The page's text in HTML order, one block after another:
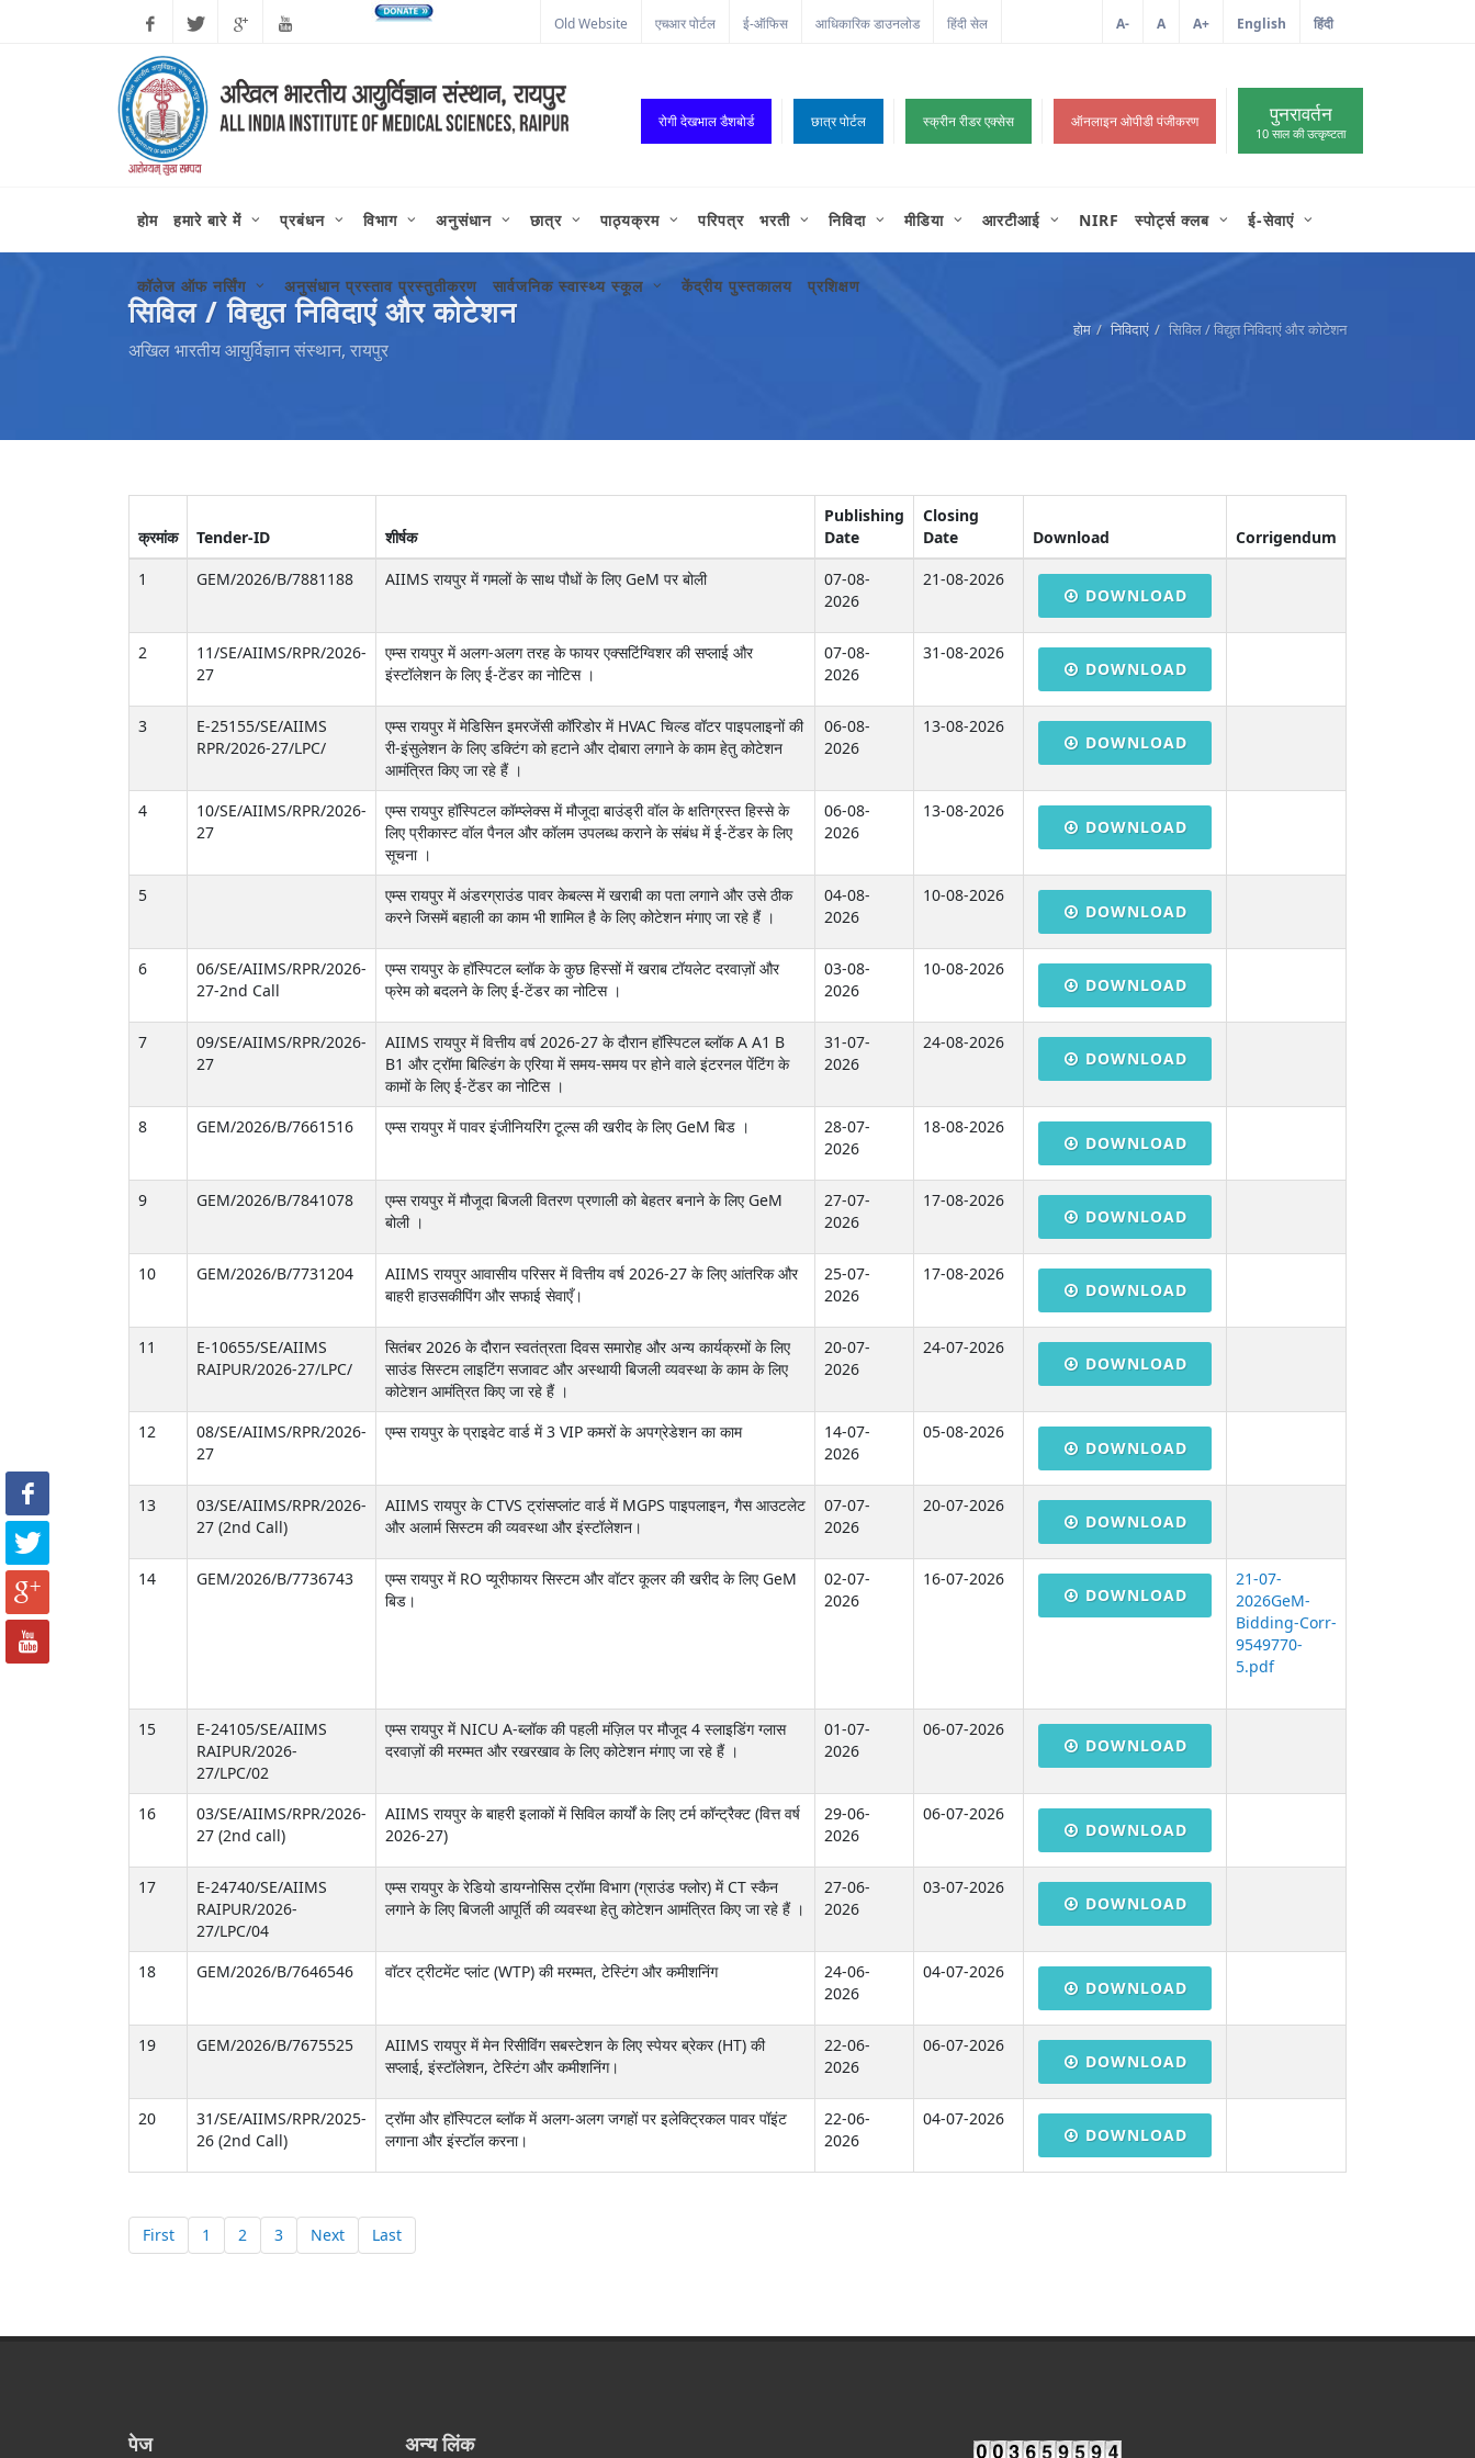
FacebookTwitter
Plus
Old Website एचआर पोर्टल ई-ऑफिस आधिकारिक डाउनलोड हिंदी सेल A- A A+ English हिंदी
रोगी देखभाल डैशबोर्ड छात्र पोर्टल स्क्रीन रीडर एक्सेस ऑनलाइन ओपीडी पंजीकरण पुनरावर्तन
10 साल की उत्कृष्टता
होम हमारे बारे में प्रबंधन विभाग अनुसंधान छात्र पाठ्यक्रम परिपत्र भरती निविदा मीडिया आरटीआई NIRF स्पोर्ट्स क्लब ई-सेवाएं
कॉलेज ऑफ नर्सिंग अनुसंधान प्रस्ताव प्रस्तुतीकरण सार्वजनिक स्वास्थ्य स्कूल केंद्रीय पुस्तकालय प्रशिक्षण
सिविल / विद्युत निविदाएं और कोटेशन
अखिल भारतीय आयुर्विज्ञान संस्थान, रायपुर
होम निविदाएं सिविल / विद्युत निविदाएं और कोटेशन
क्रमांक Tender-ID शीर्षक
Publishing
Date
Closing
Date
Download
Corrigendum
1
GEM/2026/B/7881188 AIIMS रायपुर में गमलों के साथ पौधों के लिए GeM पर बोली
07-08-
2026
21-08-2026
DOWNLOAD
2
11/SE/AIIMS/RPR/2026-
27
एम्स रायपुर में अलग-अलग तरह के फायर एक्सटिंग्विशर की सप्लाई और
इंस्टॉलेशन के लिए ई-टेंडर का नोटिस ।
07-08-
2026
31-08-2026
DOWNLOAD
3
E-25155/SE/AIIMS
RPR/2026-27/LPC/
एम्स रायपुर में मेडिसिन इमरजेंसी कॉरिडोर में HVAC चिल्ड वॉटर पाइपलाइनों की
री-इंसुलेशन के लिए डक्टिंग को हटाने और दोबारा लगाने के काम हेतु कोटेशन
आमंत्रित किए जा रहे हैं ।
06-08-
2026
13-08-2026
DOWNLOAD
4
10/SE/AIIMS/RPR/2026-
27
एम्स रायपुर हॉस्पिटल कॉम्प्लेक्स में मौजूदा बाउंड्री वॉल के क्षतिग्रस्त हिस्से के
लिए प्रीकास्ट वॉल पैनल और कॉलम उपलब्ध कराने के संबंध में ई-टेंडर के लिए
सूचना ।
06-08-
2026
13-08-2026
DOWNLOAD
5
एम्स रायपुर में अंडरग्राउंड पावर केबल्स में खराबी का पता लगाने और उसे ठीक
करने जिसमें बहाली का काम भी शामिल है के लिए कोटेशन मंगाए जा रहे हैं ।
04-08-
2026
10-08-2026
DOWNLOAD
6
06/SE/AIIMS/RPR/2026-
27-2nd Call
एम्स रायपुर के हॉस्पिटल ब्लॉक के कुछ हिस्सों में खराब टॉयलेट दरवाज़ों और
फ्रेम को बदलने के लिए ई-टेंडर का नोटिस ।
03-08-
2026
10-08-2026
DOWNLOAD
7
09/SE/AIIMS/RPR/2026-
27
AIIMS रायपुर में वित्तीय वर्ष 2026-27 के दौरान हॉस्पिटल ब्लॉक A A1 B
B1 और ट्रॉमा बिल्डिंग के एरिया में समय-समय पर होने वाले इंटरनल पेंटिंग के
कामों के लिए ई-टेंडर का नोटिस ।
31-07-
2026
24-08-2026
DOWNLOAD
8 GEM/2026/B/7661516 एम्स रायपुर में पावर इंजीनियरिंग टूल्स की खरीद के लिए GeM बिड ।
28-07-
2026
18-08-2026
DOWNLOAD
9 GEM/2026/B/7841078
एम्स रायपुर में मौजूदा बिजली वितरण प्रणाली को बेहतर बनाने के लिए GeM
बोली ।
27-07-
2026
17-08-2026
DOWNLOAD
10 GEM/2026/B/7731204
AIIMS रायपुर आवासीय परिसर में वित्तीय वर्ष 2026-27 के लिए आंतरिक और
बाहरी हाउसकीपिंग और सफाई सेवाएँ।
25-07-
2026
17-08-2026
DOWNLOAD
11
E-10655/SE/AIIMS
RAIPUR/2026-27/LPC/
सितंबर 2026 के दौरान स्वतंत्रता दिवस समारोह और अन्य कार्यक्रमों के लिए
साउंड सिस्टम लाइटिंग सजावट और अस्थायी बिजली व्यवस्था के काम के लिए
कोटेशन आमंत्रित किए जा रहे हैं ।
20-07-
2026
24-07-2026
DOWNLOAD
12
08/SE/AIIMS/RPR/2026-
27
एम्स रायपुर के प्राइवेट वार्ड में 3 VIP कमरों के अपग्रेडेशन का काम
14-07-
2026
05-08-2026
DOWNLOAD
13
03/SE/AIIMS/RPR/2026-
27 (2nd Call)
AIIMS रायपुर के CTVS ट्रांसप्लांट वार्ड में MGPS पाइपलाइन, गैस आउटलेट
और अलार्म सिस्टम की व्यवस्था और इंस्टॉलेशन।
07-07-
2026
20-07-2026
DOWNLOAD
14 GEM/2026/B/7736743
एम्स रायपुर में RO प्यूरीफायर सिस्टम और वॉटर कूलर की खरीद के लिए GeM
बिड।
02-07-
2026
16-07-2026
DOWNLOAD
21-07-
2026GeM-
Bidding-Corr-
9549770-
5.pdf
15
E-24105/SE/AIIMS
RAIPUR/2026-
27/LPC/02
एम्स रायपुर में NICU A-ब्लॉक की पहली मंज़िल पर मौजूद 4 स्लाइडिंग ग्लास
दरवाज़ों की मरम्मत और रखरखाव के लिए कोटेशन मंगाए जा रहे हैं ।
01-07-
2026
06-07-2026
DOWNLOAD
16
03/SE/AIIMS/RPR/2026-
27 (2nd call)
AIIMS रायपुर के बाहरी इलाकों में सिविल कार्यों के लिए टर्म कॉन्ट्रैक्ट (वित्त वर्ष
2026-27)
29-06-
2026
06-07-2026
DOWNLOAD
17
E-24740/SE/AIIMS
RAIPUR/2026-
27/LPC/04
एम्स रायपुर के रेडियो डायग्नोसिस ट्रॉमा विभाग (ग्राउंड फ्लोर) में CT स्कैन
लगाने के लिए बिजली आपूर्ति की व्यवस्था हेतु कोटेशन आमंत्रित किए जा रहे हैं ।
27-06-
2026
03-07-2026
DOWNLOAD
18 GEM/2026/B/7646546 वॉटर ट्रीटमेंट प्लांट (WTP) की मरम्मत, टेस्टिंग और कमीशनिंग
24-06-
2026
04-07-2026
DOWNLOAD
19 GEM/2026/B/7675525
AIIMS रायपुर में मेन रिसीविंग सबस्टेशन के लिए स्पेयर ब्रेकर (HT) की
सप्लाई, इंस्टॉलेशन, टेस्टिंग और कमीशनिंग।
22-06-
2026
06-07-2026
DOWNLOAD
20
31/SE/AIIMS/RPR/2025-
26 (2nd Call)
ट्रॉमा और हॉस्पिटल ब्लॉक में अलग-अलग जगहों पर इलेक्ट्रिकल पावर पॉइंट
लगाना और इंस्टॉल करना।
22-06-
2026
04-07-2026
DOWNLOAD
First 1 2 3 Next Last
पेज अन्य लिंक